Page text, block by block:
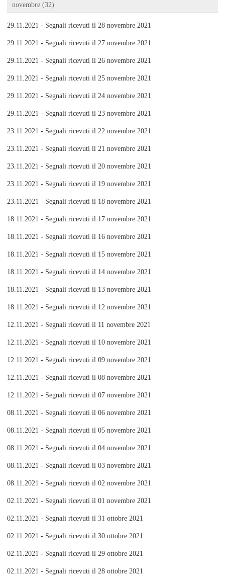
novembre (32)
29.11.2021 - Segnali ricevuti il 28 novembre 2021
29.11.2021 - Segnali ricevuti il 27 novembre 2021
29.11.2021 - Segnali ricevuti il 26 novembre 2021
29.11.2021 - Segnali ricevuti il 25 novembre 2021
29.11.2021 - Segnali ricevuti il 24 novembre 2021
29.11.2021 - Segnali ricevuti il 23 novembre 2021
23.11.2021 - Segnali ricevuti il 22 novembre 2021
23.11.2021 - Segnali ricevuti il 21 novembre 2021
23.11.2021 - Segnali ricevuti il 20 novembre 2021
23.11.2021 - Segnali ricevuti il 19 novembre 2021
23.11.2021 - Segnali ricevuti il 18 novembre 2021
18.11.2021 - Segnali ricevuti il 17 novembre 2021
18.11.2021 - Segnali ricevuti il 16 novembre 2021
18.11.2021 - Segnali ricevuti il 15 novembre 2021
18.11.2021 - Segnali ricevuti il 14 novembre 2021
18.11.2021 - Segnali ricevuti il 13 novembre 2021
18.11.2021 - Segnali ricevuti il 12 novembre 2021
12.11.2021 - Segnali ricevuti il 11 novembre 2021
12.11.2021 - Segnali ricevuti il 10 novembre 2021
12.11.2021 - Segnali ricevuti il 09 novembre 2021
12.11.2021 - Segnali ricevuti il 08 novembre 2021
12.11.2021 - Segnali ricevuti il 07 novembre 2021
08.11.2021 - Segnali ricevuti il 06 novembre 2021
08.11.2021 - Segnali ricevuti il 05 novembre 2021
08.11.2021 - Segnali ricevuti il 04 novembre 2021
08.11.2021 - Segnali ricevuti il 03 novembre 2021
08.11.2021 - Segnali ricevuti il 02 novembre 2021
02.11.2021 - Segnali ricevuti il 01 novembre 2021
02.11.2021 - Segnali ricevuti il 31 ottobre 2021
02.11.2021 - Segnali ricevuti il 30 ottobre 2021
02.11.2021 - Segnali ricevuti il 29 ottobre 2021
02.11.2021 - Segnali ricevuti il 28 ottobre 2021